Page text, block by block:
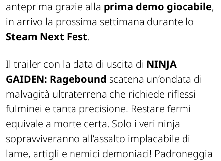
anteprima grazie alla prima demo giocabile,
in arrivo la prossima settimana durante lo
Steam Next Fest.
Il trailer con la data di uscita di NINJA
GAIDEN: Ragebound scatena un’ondata di
malvagità ultraterrena che richiede riflessi
fulminei e tanta precisione. Restare fermi
equivale a morte certa. Solo i veri ninja
sopravviveranno all’assalto implacabile di
lame, artigli e nemici demoniaci! Padroneggia